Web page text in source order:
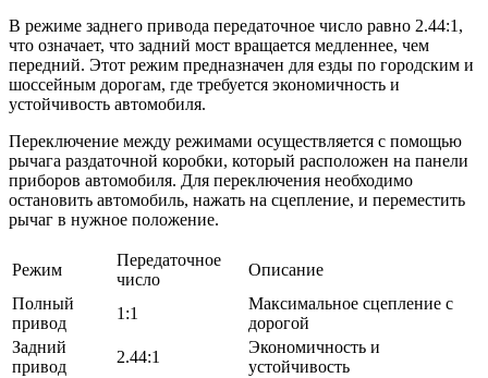
В режиме заднего привода передаточное число равно 2.44:1,
что означает, что задний мост вращается медленнее, чем
передний. Этот режим предназначен для езды по городским и
шоссейным дорогам, где требуется экономичность и
устойчивость автомобиля.
Переключение между режимами осуществляется с помощью
рычага раздаточной коробки, который расположен на панели
приборов автомобиля. Для переключения необходимо
остановить автомобиль, нажать на сцепление, и переместить
рычаг в нужное положение.
Режим
Передаточное
число
Описание
Полный
привод
1:1
Максимальное сцепление с
дорогой
Задний
привод
2.44:1
Экономичность и
устойчивость